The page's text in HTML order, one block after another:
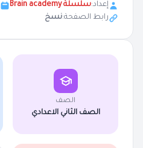
إعداد:سلسلة Brain academy
رابط الصفحة:نسخ
الصف
الصف الثاني الاعدادي